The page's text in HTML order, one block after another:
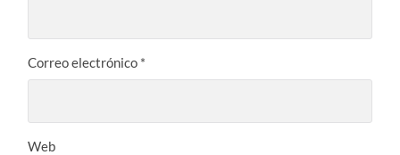
Correo electrónico *
Web